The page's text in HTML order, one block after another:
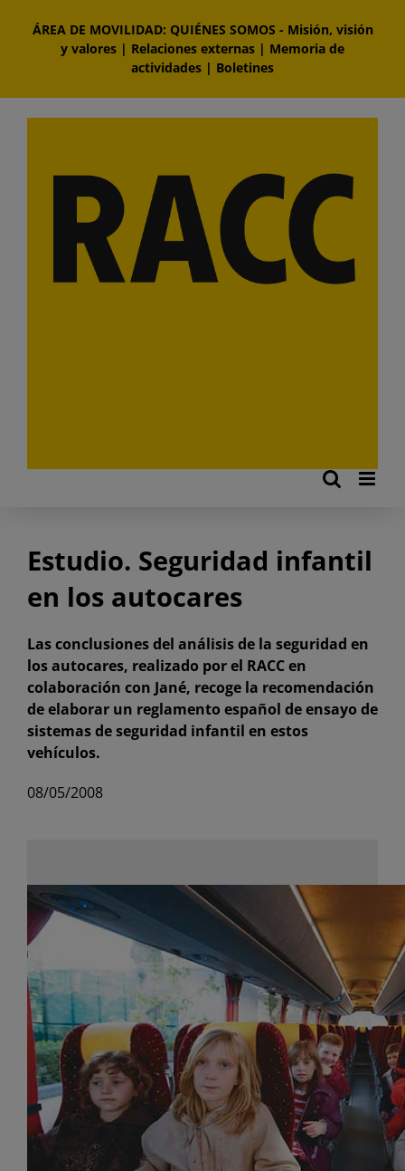
contenido
ÁREA DE MOVILIDAD: QUIÉNES SOMOS - Misión, visión
y valores | Relaciones externas | Memoria de
actividades | Boletines
Estudio. Seguridad infantil
en los autocares
Las conclusiones del análisis de la seguridad en
los autocares, realizado por el RACC en
colaboración con Jané, recoge la recomendación
de elaborar un reglamento español de ensayo de
sistemas de seguridad infantil en estos
vehículos.
08/05/2008